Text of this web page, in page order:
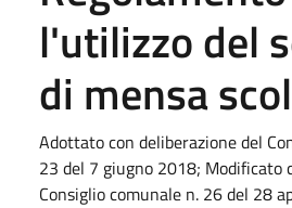
l'utilizzo del
di mensa
Adottato con deliberazione del
23 del 7 giugno 2018; Modificato
Consiglio comunale n. 26 del 28